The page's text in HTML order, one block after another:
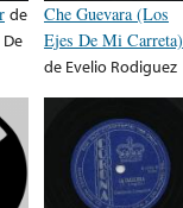
de
Che Guevara (Los
Ejes De Mi Carreta)
de Evelio Rodiguez